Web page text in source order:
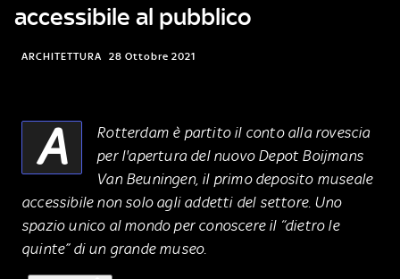
accessibile al pubblico
ARCHITETTURA 28 Ottobre 2021
A
Rotterdam è partito il conto alla rovescia
per l'apertura del nuovo Depot Boijmans
Van Beuningen, il primo deposito museale
accessibile non solo agli addetti del settore. Uno
spazio unico al mondo per conoscere il “dietro le
quinte” di un grande museo.